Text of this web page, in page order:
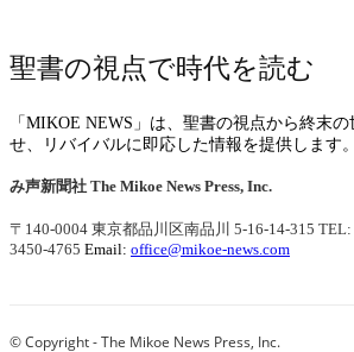
聖書の視点で時代を読む
「MIKOE NEWS」は、聖書の視点から終末
せ、リバイバルに即応した情報を提供します。
み声新聞社 The Mikoe News Press, Inc.
〒140-0004 東京都品川区南品川 5-16-14-315
3450-4765 Email: office@mikoe-news.com
© Copyright - The Mikoe News Press, Inc.